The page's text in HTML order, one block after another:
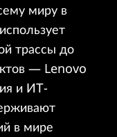
миру в
трассы до
— Lenovo
и ИТ-
в мире